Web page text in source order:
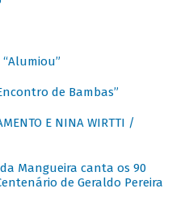
“Alumiou”
de Bambas”
E NINA WIRTTI /
Mangueira canta os 90
de Geraldo Pereira